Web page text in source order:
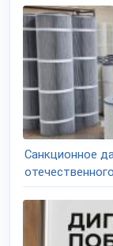
Санкционное